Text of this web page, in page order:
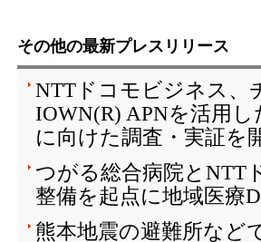
その他の最新プレスリリース
NTTドコモビジネス、
IOWN(R) APNを活用
に向けた調査・実証を
つがる総合病院とNTT
整備を起点に地域医療
熊本地震の避難所など